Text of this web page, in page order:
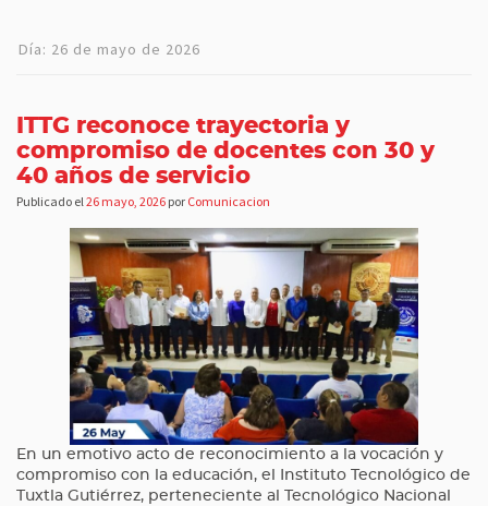
Día: 26 de mayo de 2026
ITTG reconoce trayectoria y
compromiso de docentes con 30 y
40 años de servicio
Publicado el26 mayo, 2026 por Comunicacion
En un emotivo acto de reconocimiento a la vocación y
compromiso con la educación, el Instituto Tecnológico de
Tuxtla Gutiérrez, perteneciente al Tecnológico Nacional